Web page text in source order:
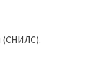
(СНИЛС).